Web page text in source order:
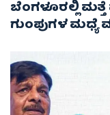
ಬೆಂಗಳೂರಲ್ಲಿ
ಗುಂಪುಗಳ